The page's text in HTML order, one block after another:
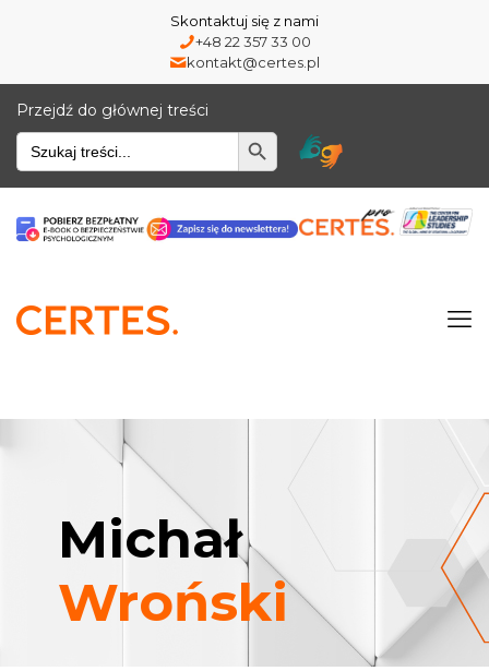
Skontaktuj się z nami
+48 22 357 33 00
kontakt@certes.pl
Przejdź do głównej treści
Wyszukiwarka
Michał
Wroński